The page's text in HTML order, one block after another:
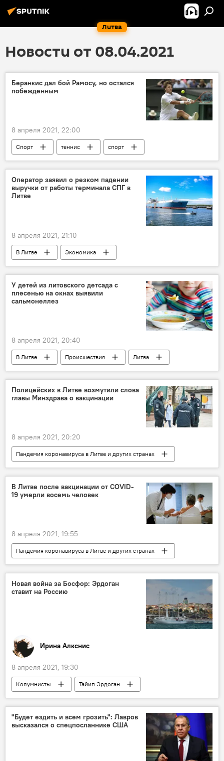
Литва
Новости от 08.04.2021
Беранкис дал бой Рамосу, но остался
побежденным
8 апреля 2021, 22:00
Спорт теннис
спорт
Ричардас Беранкис
Литва
Оператор заявил о резком падении
выручки от работы терминала СПГ в
Литве
8 апреля 2021, 21:10
В Литве
Экономика
Энергетика. LIVE
Литва
СПГ
поставки СПГ
У детей из литовского детсада с
плесенью на окнах выявили
сальмонеллез
8 апреля 2021, 20:40
В Литве Происшествия
Литва
детский сад
сальмонелла
Полицейских в Литве возмутили слова
главы Минздрава о вакцинации
8 апреля 2021, 20:20
Пандемия коронавируса в Литве и других странах
Общество
Арунас Дулкис
вакцина
полиция
Министерство здравоохранения
В Литве после вакцинации от COVID-
19 умерли восемь человек
8 апреля 2021, 19:55
Пандемия коронавируса в Литве и других странах
Общество
Литва
вакцина
коронавирус
Новая война за Босфор: Эрдоган
ставит на Россию
Ирина Алкснис
8 апреля 2021, 19:30
Колумнисты
Тайип Эрдоган
Россия
Турция
Босфор
Стамбул
"Будет ездить и всем грозить": Лавров
высказался о спецпосланнике США